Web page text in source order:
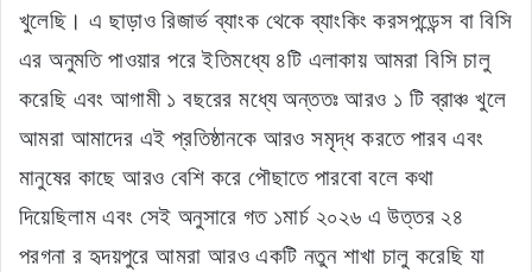
খুলেছি। এ ছাড়াও রিজার্ভ ব্যাংক থেকে ব্যাংকিং করসপন্ডেন্স বা বিসি
এর অনুমতি পাওয়ার পরে ইতিমধ্যে ৪টি এলাকায় আমরা বিসি চালু
করেছি এবং আগামী ১ বছরের মধ্যে অন্ততঃ আরও ১ টি ব্রাঞ্চ খুলে
আমরা আমাদের এই প্রতিষ্ঠানকে আরও সমৃদ্ধ করতে পারব এবং
মানুষের কাছে আরও বেশি করে পৌছাতে পারবো বলে কথা
দিয়েছিলাম এবং সেই অনুসারে গত ১মার্চ ২০২৬ এ উত্তর ২৪
পরগনা র হৃদয়পুরে আমরা আরও একটি নতুন শাখা চালু করেছি যা